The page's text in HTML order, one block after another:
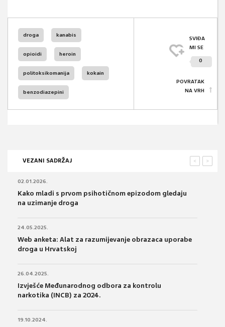
droga kanabis
opioidi heroin
politoksikomanija kokain
benzodiazepini
SVIĐA
MI SE
0
POVRATAK
NA VRH
VEZANI SADRŽAJ >
<
02.01.2026.
Kako mladi s prvom psihotičnom epizodom gledaju
na uzimanje droga
24.05.2025.
Web anketa: Alat za razumijevanje obrazaca uporabe
droga u Hrvatskoj
26.04.2025.
Izvješće Međunarodnog odbora za kontrolu
narkotika (INCB) za 2024.
19.10.2024.